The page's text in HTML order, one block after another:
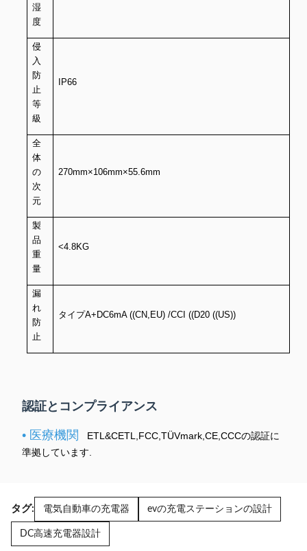
湿
度
侵
入
防
止
等
級
IP66
全
体
の
次
元
270mm×106mm×55.6mm
製
品
重
量
<4.8KG
漏
れ
防
止
タイプA+DC6mA ((CN,EU) /CCI ((D20 ((US))
認証とコンプライアンス
• 医療機関
ETL&CETL,FCC,TÜVmark,CE,CCCの認証に
準拠しています.
タグ: 電気自動車の充電器 evの充電ステーションの設計
DC高速充電器設計